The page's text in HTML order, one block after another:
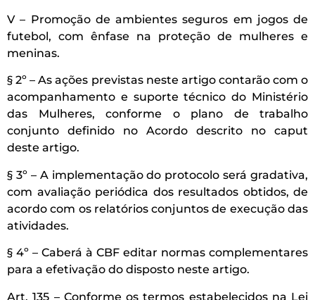
V – Promoção de ambientes seguros em jogos de
futebol, com ênfase na proteção de mulheres e
meninas.
§ 2º – As ações previstas neste artigo contarão com o
acompanhamento e suporte técnico do Ministério
das Mulheres, conforme o plano de trabalho
conjunto definido no Acordo descrito no caput
deste artigo.
§ 3º – A implementação do protocolo será gradativa,
com avaliação periódica dos resultados obtidos, de
acordo com os relatórios conjuntos de execução das
atividades.
§ 4º – Caberá à CBF editar normas complementares
para a efetivação do disposto neste artigo.
Art. 135 – Conforme os termos estabelecidos na Lei